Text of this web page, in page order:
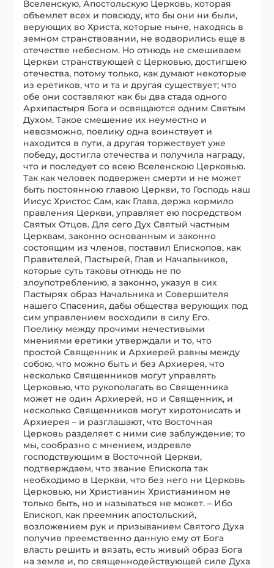
Вселенскую, Апостольскую Церковь, которая
объемлет всех и повсюду, кто бы они ни были,
верующих во Христа, которые ныне, находясь в
земном странствовании, не водворились еще в
отечестве небесном. Но отнюдь не смешиваем
Церкви странствующей с Церковью, достигшею
отечества, потому только, как думают некоторые
из еретиков, что и та и другая существует; что
обе они составляют как бы два стада одного
Архипастыря Бога и освящаются одним Святым
Духом. Такое смешение их неуместно и
невозможно, поелику одна воинствует и
находится в пути, а другая торжествует уже
победу, достигла отечества и получила награду,
что и последует со всею Вселенскою Церковью.
Так как человек подвержен смерти и не может
быть постоянною главою Церкви, то Господь наш
Иисус Христос Сам, как Глава, держа кормило
правления Церкви, управляет ею посредством
Святых Отцов. Для сего Дух Святый частным
Церквам, законно основанным и законно
состоящим из членов, поставил Епископов, как
Правителей, Пастырей, Глав и Начальников,
которые суть таковы отнюдь не по
злоупотреблению, а законно, указуя в сих
Пастырях образ Начальника и Совершителя
нашего Спасения, дабы общества верующих под
сим управлением восходили в силу Его.
Поелику между прочими нечестивыми
мнениями еретики утверждали и то, что
простой Священник и Архиерей равны между
собою, что можно быть и без Архиерея, что
несколько Священников могут управлять
Церковью, что рукополагать во Священника
может не один Архиерей, но и Священник, и
несколько Священников могут хиротонисать и
Архиерея – и разглашают, что Восточная
Церковь разделяет с ними сие заблуждение; то
мы, сообразно с мнением, издревле
господствующим в Восточной Церкви,
подтверждаем, что звание Епископа так
необходимо в Церкви, что без него ни Церковь
Церковью, ни Христианин Христианином не
только быть, но и называться не может. – Ибо
Епископ, как преемник апостольский,
возложением рук и призыванием Святого Духа
получив преемственно данную ему от Бога
власть решить и вязать, есть живый образ Бога
на земле и, по священнодействующей силе Духа